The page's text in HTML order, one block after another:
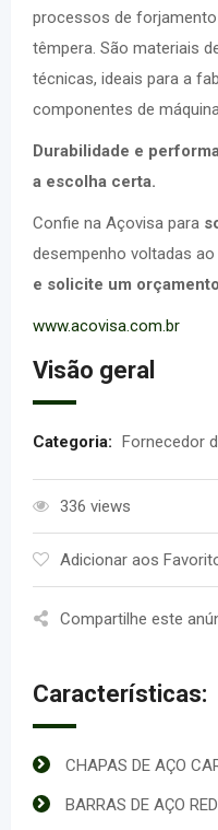
processos de
têmpera. São materiais
técnicas, ideais para a
componentes de
Durabilidade e
a escolha certa.
Confie na Açovisa para
desempenho voltadas
e solicite um
www.acovisa.com.br
Visão geral
Categoria: Fornecedor
336 views
Adicionar aos
Compartilhe este
Características:
CHAPAS DE AÇO
BARRAS DE AÇO